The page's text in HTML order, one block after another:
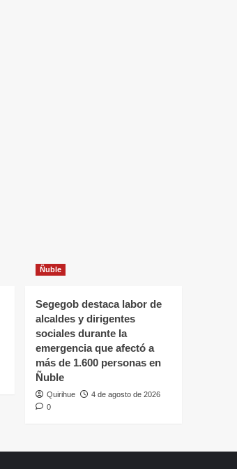
Ñuble
Segegob destaca labor de
alcaldes y dirigentes
sociales durante la
emergencia que afectó a
más de 1.600 personas en
Ñuble
Quirihue
4 de agosto de 2026
0